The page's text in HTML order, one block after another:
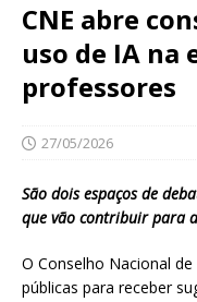
CNE abre
uso de IA na
professores
27/05/2026
São dois espaços de
que vão contribuir para
O Conselho Nacional
públicas para receber